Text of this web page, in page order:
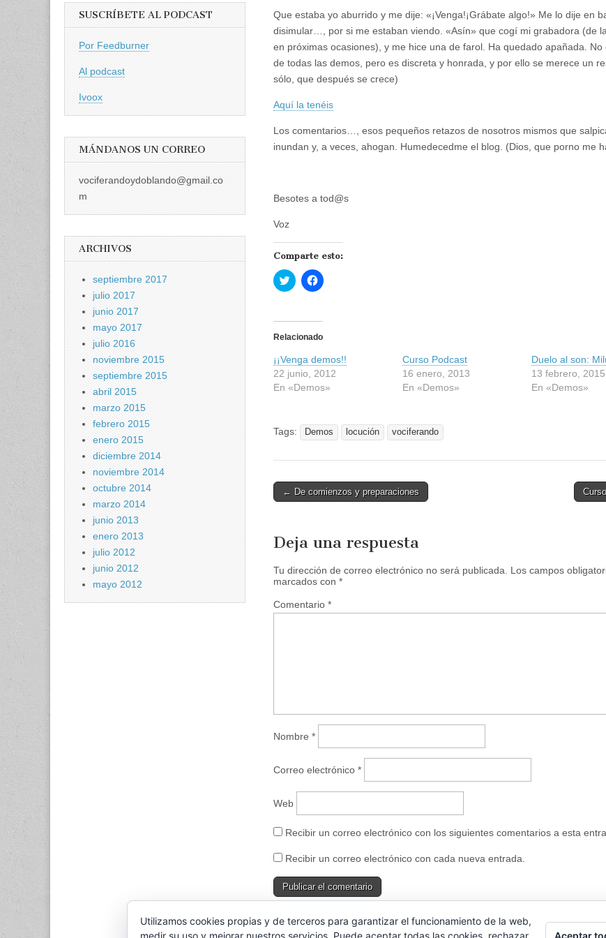
Que estaba yo aburrido y me dije: «¡Venga!¡Grábate algo!» Me lo dije en
disimular…, por si me estaban viendo. «Asín» que cogí mi grabadora (de
en próximas ocasiones), y me hice una de farol. Ha quedado apañada. No
de todas las demos, pero es discreta y honrada, y por ello se merece un
sólo, que después se crece)
Aquí la tenéis
Los comentarios…, esos pequeños retazos de nosotros mismos que
inundan y, a veces, ahogan. Humedecedme el blog. (Dios, que porno me
Besotes a tod@s
Voz
Comparte esto:
H
a
i
c
p
r
a
c
o
t
e
w
t
(
S
a
b
r
e
n
n
e
v
H
a
i
c
p
r
a
c
o
r
t
i
e
a
c
e
k
(
e
a
b
e
e
a
n
v
)
Relacionado
¡¡Venga demos!!
22 junio, 2012
En «Demos»
Curso Podcast
16 enero, 2013
En «Demos»
Duelo al son:
13 febrero, 2015
En «Demos»
Tags: Demos locución vociferando
Post
← De comienzos y preparaciones
Deja una respuesta
Tu dirección de correo electrónico no será publicada.
Los campos
marcados con *
Comentario *
Nombre *
Correo electrónico *
Web
Recibir un correo electrónico con los siguientes comentarios a esta
Recibir un correo electrónico con cada nueva entrada.
This site uses Akismet to reduce spam.Learn how your comment data is
SUSCRÍBETE AL PODCAST
Por Feedburner
Al podcast
Ivoox
MÁNDANOS UN CORREO
vociferandoydoblando@gmail.co
m
ARCHIVOS
septiembre 2017
julio 2017
junio 2017
mayo 2017
julio 2016
noviembre 2015
septiembre 2015
abril 2015
marzo 2015
febrero 2015
enero 2015
diciembre 2014
noviembre 2014
octubre 2014
marzo 2014
junio 2013
enero 2013
julio 2012
junio 2012
mayo 2012
Utilizamos cookies propias y de terceros para garantizar el funcionamiento de la web,
medir su uso y mejorar nuestros servicios. Puede aceptar todas las cookies, rechazar
Aceptar